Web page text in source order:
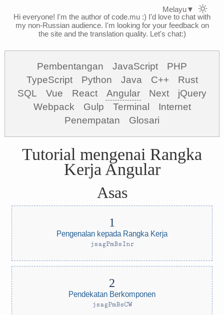
Hi everyone! I'm the author of code.mu :) I'd love to chat with
my non-Russian audience. I'm looking for your feedback on
the site and the translation quality. Let's chat:)
Pembentangan JavaScript
PHP
TypeScript
Python Java C++
Rust
SQL
Vue React Angular Next
jQuery
Webpack
Gulp Terminal
Internet
Penempatan
Glosari
Tutorial mengenai Rangka
Kerja Angular
Asas
Pengenalan kepada Rangka Kerja
jsagPmBsInr
Pendekatan Berkomponen
jsagPmBsCW
Melayu▼